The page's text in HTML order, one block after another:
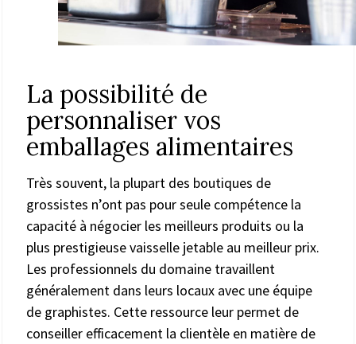
La possibilité de
personnaliser vos
emballages alimentaires
Très souvent, la plupart des boutiques de
grossistes n’ont pas pour seule compétence la
capacité à négocier les meilleurs produits ou la
plus prestigieuse vaisselle jetable au meilleur prix.
Les professionnels du domaine travaillent
généralement dans leurs locaux avec une équipe
de graphistes. Cette ressource leur permet de
conseiller efficacement la clientèle en matière de